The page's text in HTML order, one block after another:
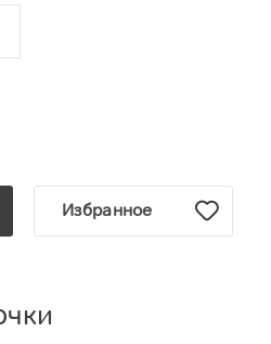
Избранное